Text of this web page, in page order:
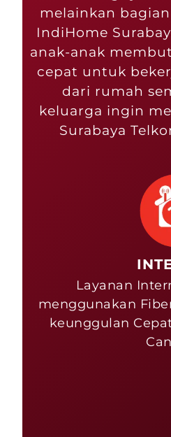
melainkan
IndiHome
anak-anak
cepat untuk
dari rumah
keluarga ingin
Surabaya
Layanan
menggunakan
keunggulan